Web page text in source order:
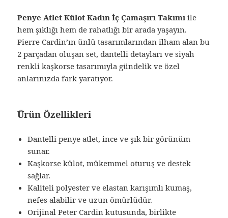
Penye Atlet Külot Kadın İç Çamaşırı Takımı ile
hem şıklığı hem de rahatlığı bir arada yaşayın.
Pierre Cardin’ın ünlü tasarımlarından ilham alan bu
2 parçadan oluşan set, dantelli detayları ve siyah
renkli kaşkorse tasarımıyla gündelik ve özel
anlarınızda fark yaratıyor.
Ürün Özellikleri
Dantelli penye atlet, ince ve şık bir görünüm
sunar.
Kaşkorse külot, mükemmel oturuş ve destek
sağlar.
Kaliteli polyester ve elastan karışımlı kumaş,
nefes alabilir ve uzun ömürlüdür.
Orijinal Peter Cardin kutusunda, birlikte